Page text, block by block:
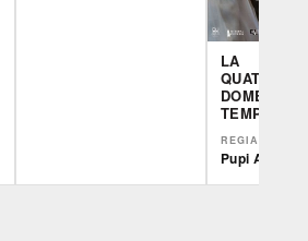
LA
DOMENICA
TEMPO
REGIA
Pupi Avati